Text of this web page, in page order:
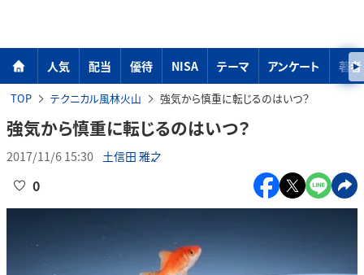
人気 配当 優待 NISA テーマ アンケート 著者
TOP テクニカル風林火山 強気から慎重に転じるのはいつ？
強気から慎重に転じるのはいつ？
2017/11/6 15:30 土信田 雅之
0